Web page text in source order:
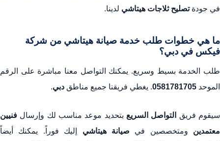
في جودةتصليح ثلاجات هيتاشي لدينا.
ما هي خطوات طلب خدمة صيانة هيتاشي من شركة
فيكس في دبي؟
طلب الخدمة بسيط وسريع. يمكنك التواصل معنا مباشرة على الرقم
الموحد 0581781705. يغطي فريقنا جميع مناطق دبي.
سيقوم فريق التواصل السريع بتحديد موعد مناسب لك وإرسال فنيين
معتمدين ومتخصصين في صيانة هيتاشي إليك فوراً. يمكنك أيضاً